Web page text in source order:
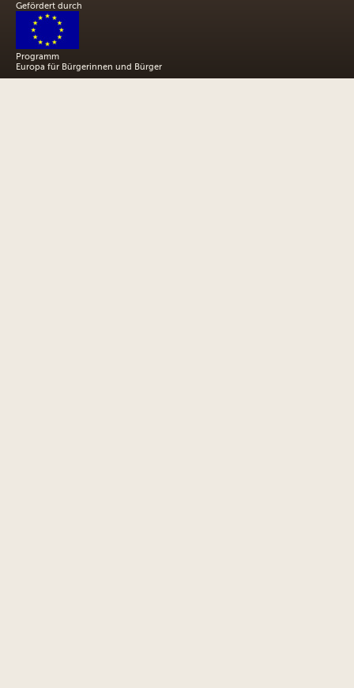
Gefördert durch
Programm
Europa für Bürgerinnen und Bürger